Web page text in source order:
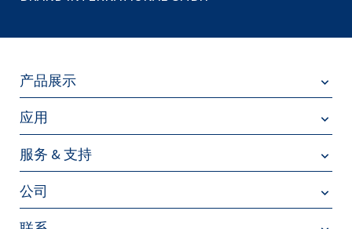
产品展示
应用
服务 & 支持
公司